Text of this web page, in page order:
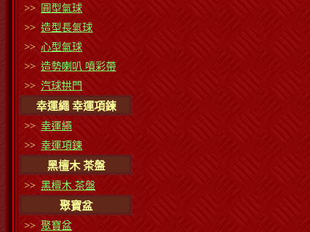
>>
圓型氣球
>> 造型長氣球
>> 心型氣球
>> 造勢喇叭 噴彩帶
>> 汽球拱門
幸運繩 幸運項鍊
>> 幸運繩
>> 幸運項鍊
黑檀木 茶盤
>> 黑檀木 茶盤
聚寶盆
>> 聚寶盆